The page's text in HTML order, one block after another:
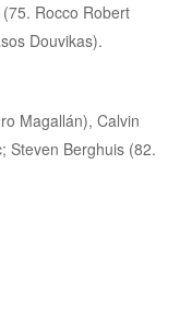
Rocco Robert
Douvikas).
Magallán), Calvin
Steven Berghuis (82.